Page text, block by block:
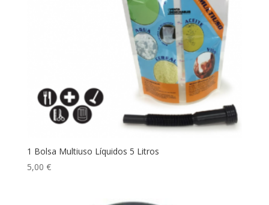
1 Bolsa Multiuso Líquidos 5 Litros
5,00 €